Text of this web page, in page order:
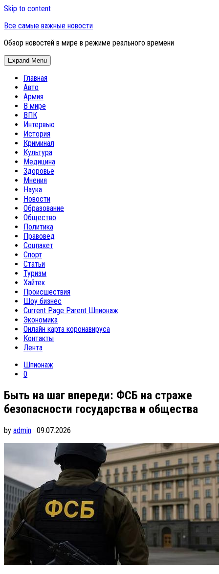
Skip to content
Все самые важные новости
Обзор новостей в мире в режиме реального времени
Expand Menu
Главная
Авто
Армия
В мире
ВПК
Интервью
История
Криминал
Культура
Медицина
Здоровье
Мнения
Наука
Новости
Образование
Общество
Политика
Правовед
Соцпакет
Спорт
Статьи
Туризм
Хайтек
Происшествия
Шоу бизнес
Current Page Parent Шпионаж
Экономика
Онлайн карта коронавируса
Контакты
Лента
Шпионаж
0
Быть на шаг впереди: ФСБ на страже
безопасности государства и общества
by admin · 09.07.2026